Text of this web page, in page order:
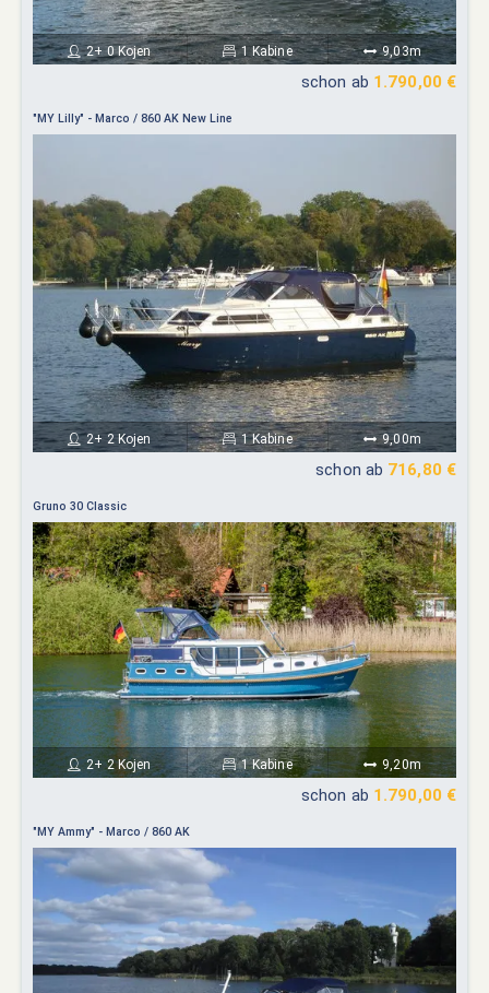
2+ 0 Kojen 1 Kabine 9,03m
schon ab 1.790,00 €
"MY Lilly" - Marco / 860 AK New Line
2+ 2 Kojen 1 Kabine 9,00m
schon ab 716,80 €
Gruno 30 Classic
2+ 2 Kojen 1 Kabine 9,20m
schon ab 1.790,00 €
"MY Ammy" - Marco / 860 AK